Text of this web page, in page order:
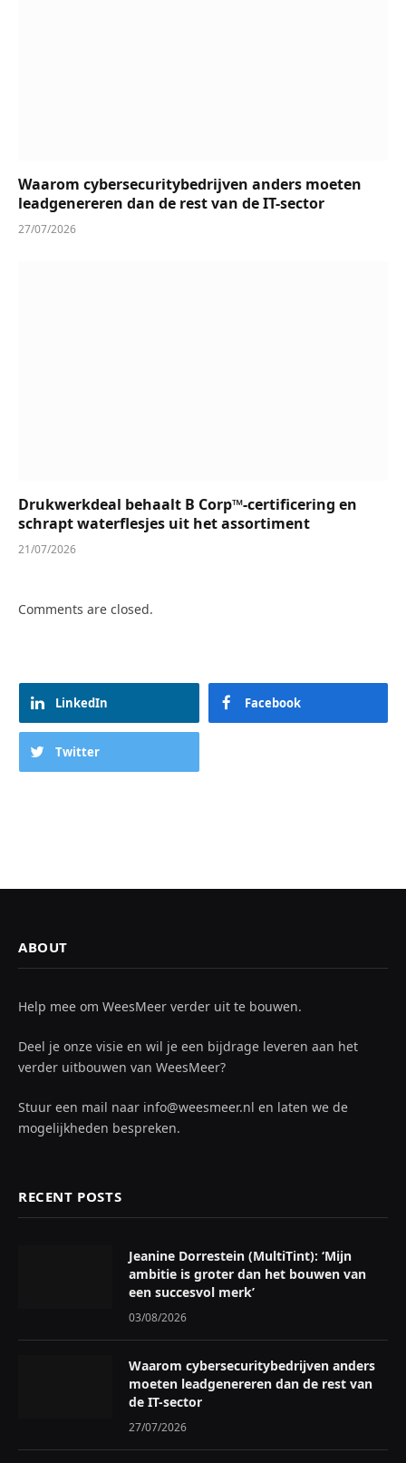
Waarom cybersecuritybedrijven anders moeten
leadgenereren dan de rest van de IT-sector
27/07/2026
Drukwerkdeal behaalt B Corp™-certificering en
schrapt waterflesjes uit het assortiment
21/07/2026
Comments are closed.
LinkedIn Facebook
Twitter
ABOUT
Help mee om WeesMeer verder uit te bouwen.
Deel je onze visie en wil je een bijdrage leveren aan het
verder uitbouwen van WeesMeer?
Stuur een mail naar info@weesmeer.nl en laten we de
mogelijkheden bespreken.
RECENT POSTS
Jeanine Dorrestein (MultiTint): ‘Mijn
ambitie is groter dan het bouwen van
een succesvol merk’
03/08/2026
Waarom cybersecuritybedrijven anders
moeten leadgenereren dan de rest van
de IT-sector
27/07/2026